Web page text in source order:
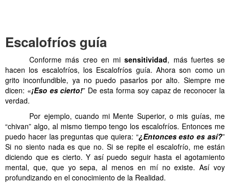
Escalofríos guía
Conforme más creo en misensitividad, más fuertes se
hacen los escalofríos, los Escalofríos guía. Ahora son como un
grito inconfundible, ya no puedo pasarlos por alto. Siempre me
dicen: «¡Eso es cierto!” De esta forma soy capaz de reconocer la
verdad.
Por ejemplo, cuando mi Mente Superior, o mis guías, me
“chivan” algo, al mismo tiempo tengo los escalofríos. Entonces me
puedo hacer las preguntas que quiera: “¿Entonces esto es así?”
Si no siento nada es que no. Si se repite el escalofrío, me están
diciendo que es cierto. Y así puedo seguir hasta el agotamiento
mental, que, que yo sepa, al menos en mí no existe. Así voy
profundizando en el conocimiento de la Realidad.